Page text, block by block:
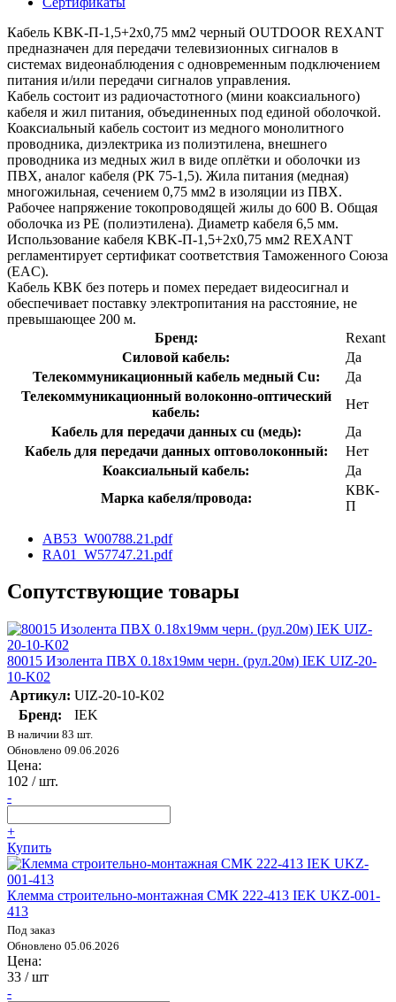
Кабель KBK-П-1,5+2x0,75 мм2 черный OUTDOOR REXANT
предназначен для передачи телевизионных сигналов в
системах видеонаблюдения с одновременным подключением
питания и/или передачи сигналов управления.
Кабель состоит из радиочастотного (мини коаксиального)
кабеля и жил питания, объединенных под единой оболочкой.
Коаксиальный кабель состоит из медного монолитного
проводника, диэлектрика из полиэтилена, внешнего
проводника из медных жил в виде оплётки и оболочки из
ПВХ, аналог кабеля (РК 75-1,5). Жила питания (медная)
многожильная, сечением 0,75 мм2 в изоляции из ПВХ.
Рабочее напряжение токопроводящей жилы до 600 В. Общая
оболочка из PE (полиэтилена). Диаметр кабеля 6,5 мм.
Использование кабеля KBK-П-1,5+2x0,75 мм2 REXANT
регламентирует сертификат соответствия Таможенного Союза
(EAC).
Кабель КВК без потерь и помех передает видеосигнал и
обеспечивает поставку электропитания на расстояние, не
превышающее 200 м.
Бренд:
Rexant
Силовой кабель:
Да
Телекоммуникационный кабель медный Cu:
Да
Телекоммуникационный волоконно-оптический
кабель:
Нет
Кабель для передачи данных cu (медь):
Да
Кабель для передачи данных оптоволоконный:
Нет
Коаксиальный кабель:
Да
Марка кабеля/провода:
КВК-
П
AB53_W00788.21.pdf
RA01_W57747.21.pdf
Сопутствующие товары
80015 Изолента ПВХ 0.18х19мм черн. (рул.20м) IEK UIZ-20-
10-K02
Артикул: UIZ-20-10-K02
Бренд:
IEK
В наличии 83 шт.
Обновлено 09.06.2026
Цена:
102 / шт.
-
+
Купить
Клемма строительно-монтажная СМК 222-413 IEK UKZ-001-
413
Под заказ
Обновлено 05.06.2026
Цена:
33 / шт
-